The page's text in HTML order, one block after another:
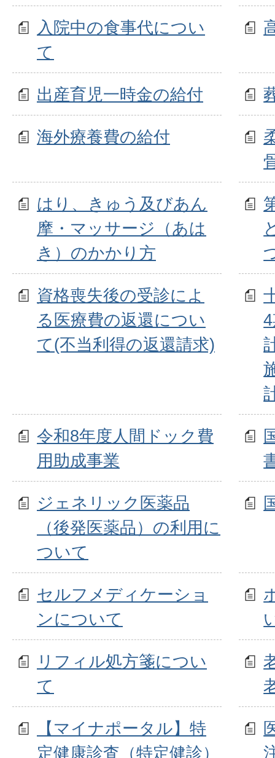
入院中の食事代につい
て
出産育児一時金の給付
海外療養費の給付
はり、きゅう及びあん
摩・マッサージ（あは
き）のかかり方
資格喪失後の受診によ
る医療費の返還につい
て(不当利得の返還請求)
令和8年度人間ドック費
用助成事業
ジェネリック医薬品
（後発医薬品）の利用に
ついて
セルフメディケーショ
ンについて
リフィル処方箋につい
て
【マイナポータル】特
定健康診査（特定健診）